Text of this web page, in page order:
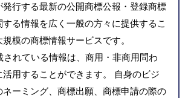
行する最新の公開商標公報・登録商標
る情報を広く一般の方々に提供するこ
模の商標情報サービスです。
れている情報は、商用・非商用問わ
用することができます。 自身のビジ
ーミング、商標出願、商標申請の際の